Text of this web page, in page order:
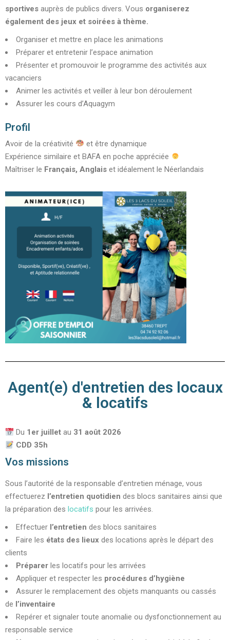
sportives auprès de publics divers. Vous organiserez
également des jeux et soirées à thème.
Organiser et mettre en place les animations
Préparer et entretenir l’espace animation
Présenter et promouvoir le programme des activités aux
vacanciers
Animer les activités et veiller à leur bon déroulement
Assurer les cours d’Aquagym
Profil
Avoir de la créativité
et être dynamique
Expérience similaire et BAFA en poche appréciée
Maîtriser le Français, Anglais et idéalement le Néerlandais
Agent(e) d'entretien des locaux
& locatifs
Du 1er juillet au 31 août 2026
CDD 35h
Vos missions
Sous l’autorité de la responsable d’entretien ménage, vous
effectuerez l’entretien quotidien des blocs sanitaires ainsi que
la préparation des locatifs pour les arrivées.
Effectuer l’entretien des blocs sanitaires
Faire les états des lieux des locations après le départ des
clients
Préparer les locatifs pour les arrivées
Appliquer et respecter les procédures d’hygiène
Assurer le remplacement des objets manquants ou cassés
de l’inventaire
Repérer et signaler toute anomalie ou dysfonctionnement au
responsable service